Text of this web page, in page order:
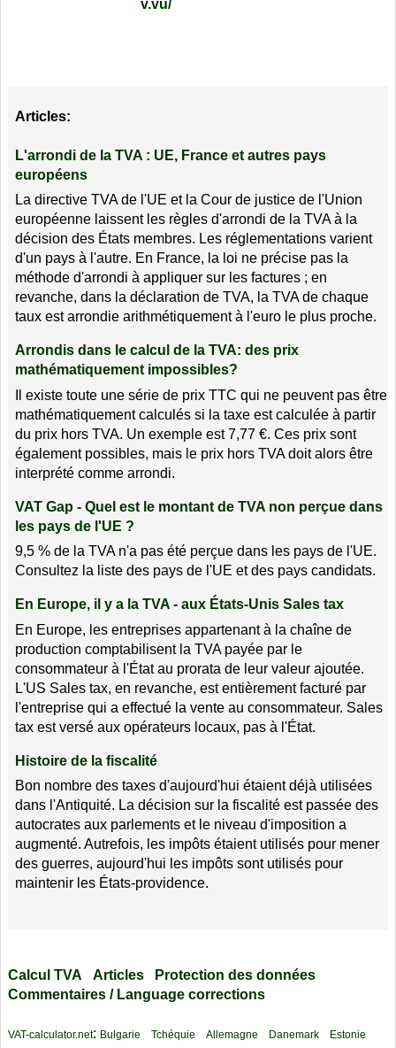
v.vu/
Articles:
L'arrondi de la TVA : UE, France et autres pays
européens
La directive TVA de l'UE et la Cour de justice de l'Union
européenne laissent les règles d'arrondi de la TVA à la
décision des États membres. Les réglementations varient
d'un pays à l'autre. En France, la loi ne précise pas la
méthode d'arrondi à appliquer sur les factures ; en
revanche, dans la déclaration de TVA, la TVA de chaque
taux est arrondie arithmétiquement à l'euro le plus proche.
Arrondis dans le calcul de la TVA: des prix
mathématiquement impossibles?
Il existe toute une série de prix TTC qui ne peuvent pas être
mathématiquement calculés si la taxe est calculée à partir
du prix hors TVA. Un exemple est 7,77 €. Ces prix sont
également possibles, mais le prix hors TVA doit alors être
interprété comme arrondi.
VAT Gap - Quel est le montant de TVA non perçue dans
les pays de l'UE ?
9,5 % de la TVA n'a pas été perçue dans les pays de l'UE.
Consultez la liste des pays de l'UE et des pays candidats.
En Europe, il y a la TVA - aux États-Unis Sales tax
En Europe, les entreprises appartenant à la chaîne de
production comptabilisent la TVA payée par le
consommateur à l'État au prorata de leur valeur ajoutée.
L'US Sales tax, en revanche, est entièrement facturé par
l'entreprise qui a effectué la vente au consommateur. Sales
tax est versé aux opérateurs locaux, pas à l'État.
Histoire de la fiscalité
Bon nombre des taxes d'aujourd'hui étaient déjà utilisées
dans l'Antiquité. La décision sur la fiscalité est passée des
autocrates aux parlements et le niveau d'imposition a
augmenté. Autrefois, les impôts étaient utilisés pour mener
des guerres, aujourd'hui les impôts sont utilisés pour
maintenir les États-providence.
Calcul TVA Articles
Protection des données
Commentaires / Language corrections
VAT-calculator.net: Bulgarie Tchéquie Allemagne Danemark
Estonie